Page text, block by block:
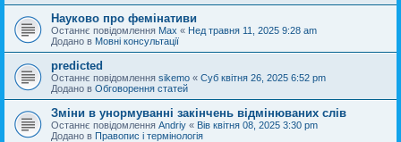
Науково про фемінативи
Останнє повідомлення Max « Нед травня 11, 2025 9:28 am
Додано в Мовні консультації
predicted
Останнє повідомлення sikemo « Суб квітня 26, 2025 6:52 pm
Додано в Обговорення статей
Зміни в унормуванні закінчень відмінюваних слів
Останнє повідомлення Andriy « Вів квітня 08, 2025 3:30 pm
Додано в Правопис і термінологія